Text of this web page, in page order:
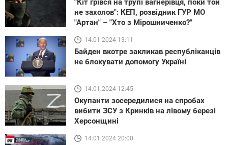
"Кіт грівся на трупі вагнерівця, поки той
не захолов": КЕП, розвідник ГУР МО
"Артан" – "Хто з Мірошниченко?"
14.01.2024 13:11
Байден вкотре закликав республіканців
не блокувати допомогу Україні
14.01.2024 12:45
Окупанти зосередилися на спробах
вибити ЗСУ з Кринків на лівому березі
Херсонщині
14.01.2024 20:00